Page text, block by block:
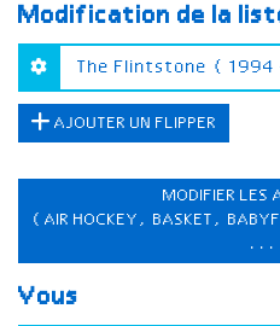
Modification de la
AJOUTER UN FLIPPER
MODIFIER LES
(AIR HOCKEY, BASKET,
Vous